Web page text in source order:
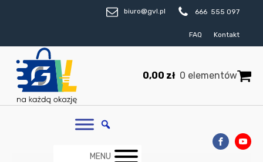
biuro@gvl.pl 666 555 097
FAQ Kontakt
0,00 zł 0 elementów
MENU